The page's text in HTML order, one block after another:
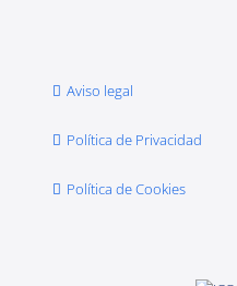
Aviso legal
Política de Privacidad
Política de Cookies